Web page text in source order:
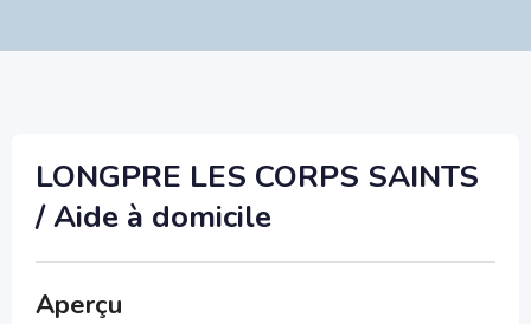
LONGPRE LES CORPS SAINTS
/ Aide à domicile
Aperçu